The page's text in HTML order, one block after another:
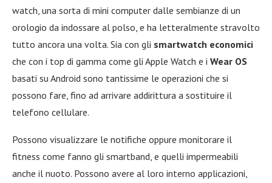
watch, una sorta di mini computer dalle sembianze di un
orologio da indossare al polso, e ha letteralmente stravolto
tutto ancora una volta. Sia con gli smartwatch economici
che con i top di gamma come gli Apple Watch e i Wear OS
basati su Android sono tantissime le operazioni che si
possono fare, fino ad arrivare addirittura a sostituire il
telefono cellulare.
Possono visualizzare le notifiche oppure monitorare il
fitness come fanno gli smartband, e quelli impermeabili
anche il nuoto. Possono avere al loro interno applicazioni,